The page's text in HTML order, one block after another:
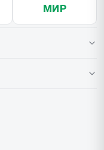
МИР